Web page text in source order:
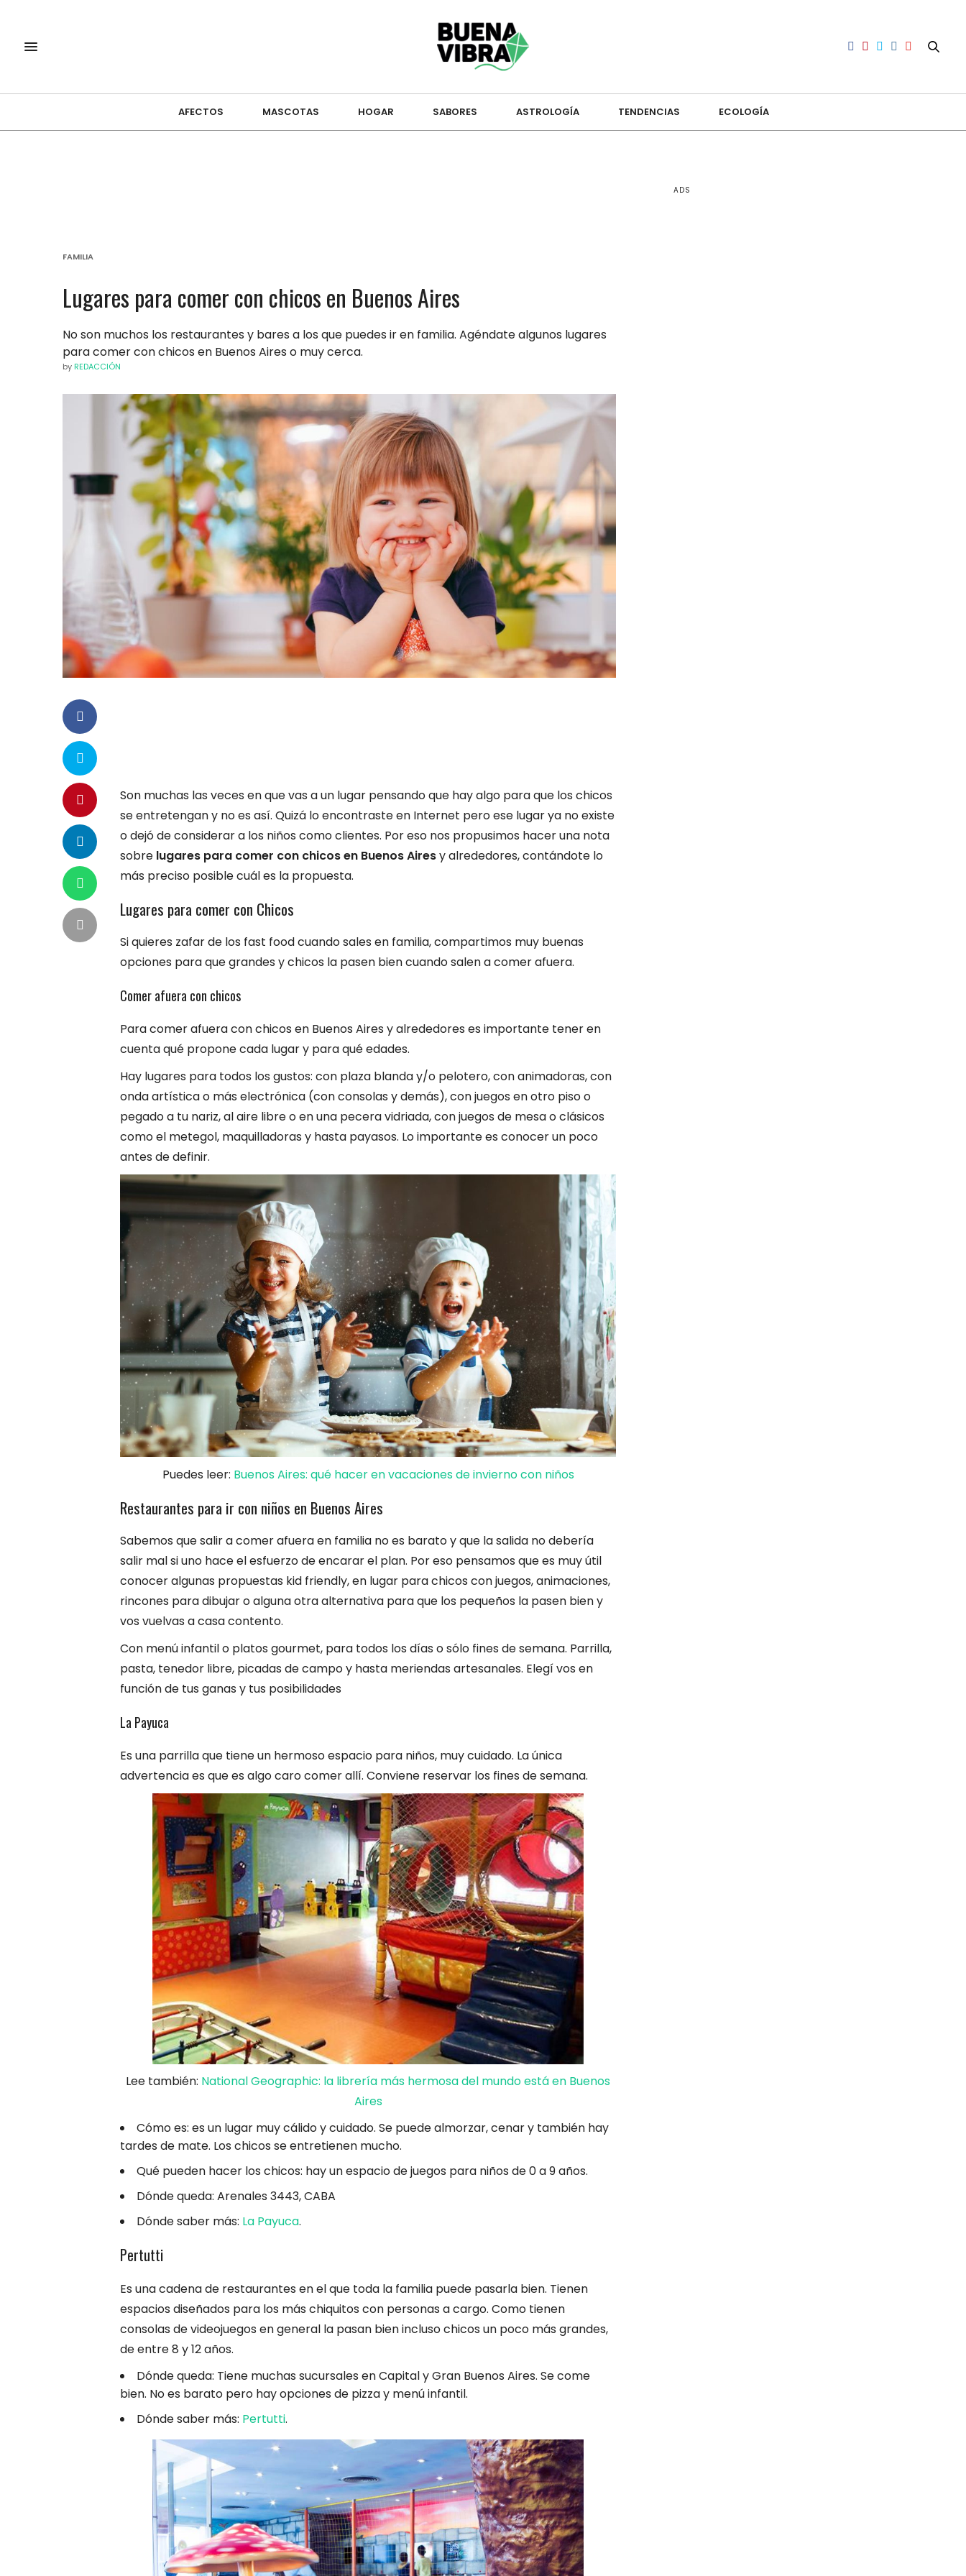
AFECTOS MASCOTAS HOGAR SABORES ASTROLOGÍA TENDENCIAS ECOLOGÍA
FAMILIA
Lugares para comer con chicos en Buenos Aires
No son muchos los restaurantes y bares a los que puedes ir en familia. Agéndate algunos lugares
para comer con chicos en Buenos Aires o muy cerca.
by REDACCIÓN
Son muchas las veces en que vas a un lugar pensando que hay algo para que los chicos
se entretengan y no es así. Quizá lo encontraste en Internet pero ese lugar ya no existe
o dejó de considerar a los niños como clientes. Por eso nos propusimos hacer una nota
sobre lugares para comer con chicos en Buenos Airesy alrededores, contándote lo
más preciso posible cuál es la propuesta.
Lugares para comer con Chicos
Si quieres zafar de los fast food cuando sales en familia, compartimos muy buenas
opciones para que grandes y chicos la pasen bien cuando salen a comer afuera.
Comer afuera con chicos
Para comer afuera con chicos en Buenos Aires y alrededores es importante tener en
cuenta qué propone cada lugar y para qué edades.
Hay lugares para todos los gustos: con plaza blanda y/o pelotero, con animadoras, con
onda artística o más electrónica (con consolas y demás), con juegos en otro piso o
pegado a tu nariz, al aire libre o en una pecera vidriada, con juegos de mesa o clásicos
como el metegol, maquilladoras y hasta payasos. Lo importante es conocer un poco
antes de definir.
Puedes leer: Buenos Aires: qué hacer en vacaciones de invierno con niños
Restaurantes para ir con niños en Buenos Aires
Sabemos que salir a comer afuera en familia no es barato y que la salida no debería
salir mal si uno hace el esfuerzo de encarar el plan. Por eso pensamos que es muy útil
conocer algunas propuestas kid friendly, en lugar para chicos con juegos, animaciones,
rincones para dibujar o alguna otra alternativa para que los pequeños la pasen bien y
vos vuelvas a casa contento.
Con menú infantil o platos gourmet, para todos los días o sólo fines de semana. Parrilla,
pasta, tenedor libre, picadas de campo y hasta meriendas artesanales. Elegí vos en
función de tus ganas y tus posibilidades
La Payuca
Es una parrilla que tiene un hermoso espacio para niños, muy cuidado. La única
advertencia es que es algo caro comer allí. Conviene reservar los fines de semana.
Lee también: National Geographic: la librería más hermosa del mundo está en Buenos
Aires
Cómo es: es un lugar muy cálido y cuidado. Se puede almorzar, cenar y también hay
tardes de mate. Los chicos se entretienen mucho.
Qué pueden hacer los chicos: hay un espacio de juegos para niños de 0 a 9 años.
Dónde queda: Arenales 3443, CABA
Dónde saber más: La Payuca.
Pertutti
Es una cadena de restaurantes en el que toda la familia puede pasarla bien. Tienen
espacios diseñados para los más chiquitos con personas a cargo. Como tienen
consolas de videojuegos en general la pasan bien incluso chicos un poco más grandes,
de entre 8 y 12 años.
Dónde queda: Tiene muchas sucursales en Capital y Gran Buenos Aires. Se come
bien. No es barato pero hay opciones de pizza y menú infantil.
Dónde saber más: Pertutti.
ADS